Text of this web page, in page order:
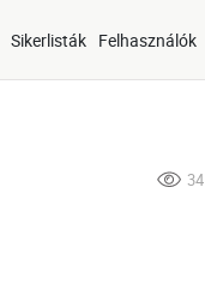
Sikerlisták Felhasználók
34